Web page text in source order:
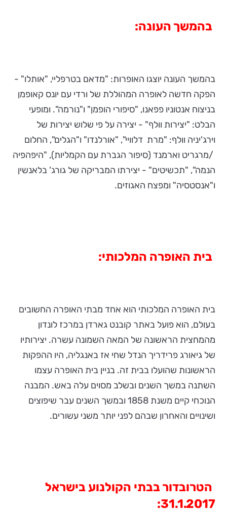
בהמשך העונה:
בהמשך העונה יוצגו האופרות: "מדאם בטרפליי, "אותלו" -
הפקה חדשה לאופרה המהוללת של ורדי עם יונס קאופמן
בניצוח אנטוניו פפאנו, "סיפורי הופמן" ו"נורמה". ומופעי
הבלט: "יצירות וולף" - יצירה על פי שלוש יצירות של
וירג'יניה וולף: "מרת דלוויי", "אורלנדו" ו"הגלים", החלום
/מרגריט וארמנד (סיפור הגברת עם הקמליות), "היפהפיה
הנמה", "תכשיטים" - יצירתו המבריקה של גורג' בלאנשין
ו"אנסטסיה" ומפצח האגוזים.
בית האופרה המלכותי:
בית האופרה המלכותי הוא אחד מבתי האופרה החשובים
בעולם, הוא פועל באתר קובנט גארדן במרכז לונדון
מהמחצית הראשונה של המאה השמונה עשרה. יצירותיו
של גיאורג פרידריך הנדל שחי אז באנגליה, היו ההפקות
הראשונות שהועלו בבית זה. בניין בית האופרה עצמו
השתנה במשך השנים ובשלב מסוים עלה באש. המבנה
הנוכחי קיים משנת 1858 ובמשך השנים עבר שיפוצים
ושינויים והאחרון שבהם לפני יותר משני עשורים.
הטרובדור בבתי הקולנוע בישראל
31.1.2017: